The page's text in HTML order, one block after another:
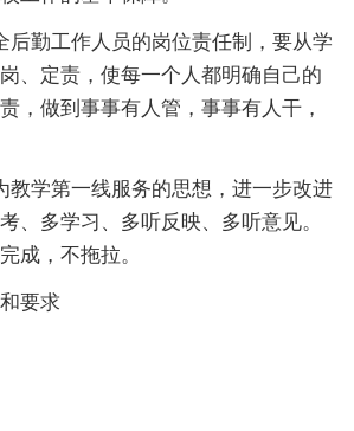
后勤工作人员的岗位责任制，要从学
、定责，使每一个人都明确自己的
，做到事事有人管，事事有人干，
教学第一线服务的思想，进一步改进
、多学习、多听反映、多听意见。
成，不拖拉。
要求